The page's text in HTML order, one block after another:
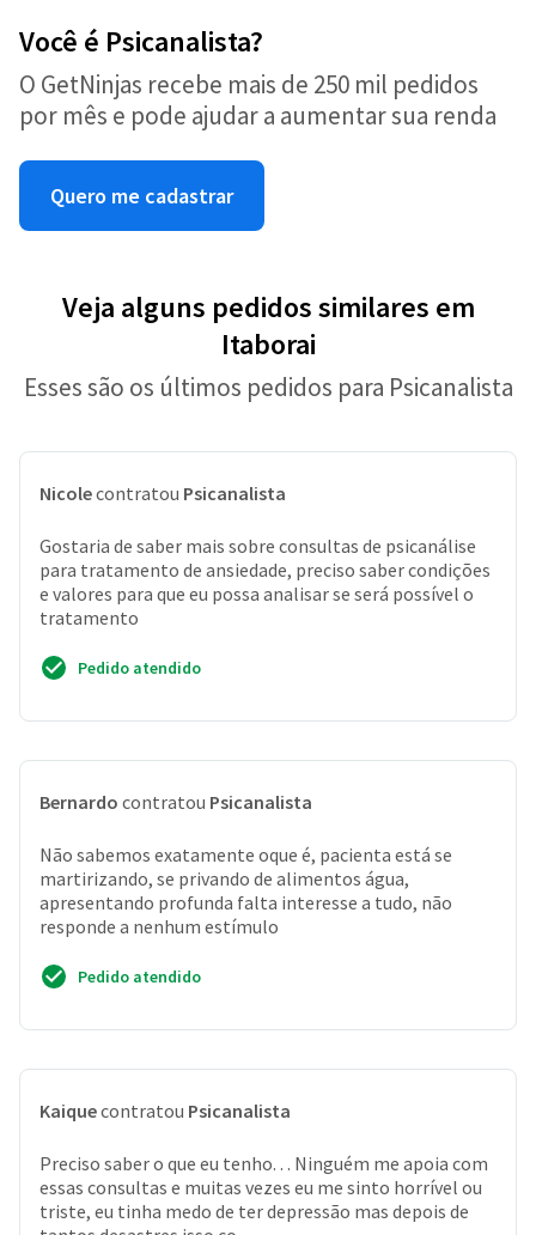
Você é Psicanalista?
O GetNinjas recebe mais de 250 mil pedidos
por mês e pode ajudar a aumentar sua renda
Quero me cadastrar
Veja alguns pedidos similares em
Itaborai
Esses são os últimos pedidos para Psicanalista
Nicolecontratou Psicanalista
Gostaria de saber mais sobre consultas de psicanálise
para tratamento de ansiedade, preciso saber condições
e valores para que eu possa analisar se será possível o
tratamento
Pedido atendido
Bernardo contratou Psicanalista
Não sabemos exatamente oque é, pacienta está se
martirizando, se privando de alimentos água,
apresentando profunda falta interesse a tudo, não
responde a nenhum estímulo
Pedido atendido
Kaiquecontratou Psicanalista
Preciso saber o que eu tenho. . . Ninguém me apoia com
essas consultas e muitas vezes eu me sinto horrível ou
triste, eu tinha medo de ter depressão mas depois de